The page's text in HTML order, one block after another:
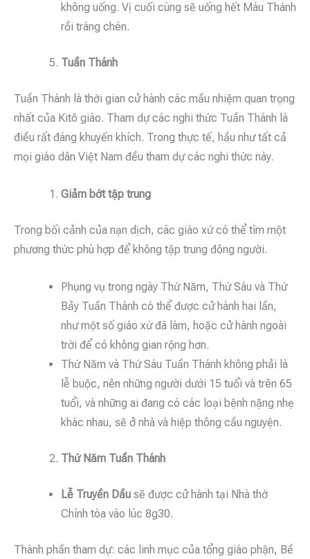
không uống. Vị cuối cùng sẽ uống hết Máu Thánh
rồi tráng chén.
Tuần Thánh
Tuần Thánh là thời gian cử hành các mầu nhiệm quan trọng
nhất của Kitô giáo. Tham dự các nghi thức Tuần Thánh là
điều rất đáng khuyến khích. Trong thực tế, hầu như tất cả
mọi giáo dân Việt Nam đều tham dự các nghi thức này.
Giảm bớt tập trung
Trong bối cảnh của nạn dịch, các giáo xứ có thể tìm một
phương thức phù hợp để không tập trung đông người.
Phụng vụ trong ngày Thứ Năm, Thứ Sáu và Thứ
Bảy Tuần Thánh có thể được cử hành hai lần,
như một số giáo xứ đã làm, hoặc cử hành ngoài
trời để có không gian rộng hơn.
Thứ Năm và Thứ Sáu Tuần Thánh không phải là
lễ buộc, nên những người dưới 15 tuổi và trên 65
tuổi, và những ai đang có các loại bệnh nặng nhẹ
khác nhau, sẽ ở nhà và hiệp thông cầu nguyện.
Thứ Năm Tuần Thánh
Lễ Truyền Dầu sẽ được cử hành tại Nhà thờ
Chính tòa vào lúc 8g30.
Thành phần tham dự: các linh mục của tổng giáo phận, Bề